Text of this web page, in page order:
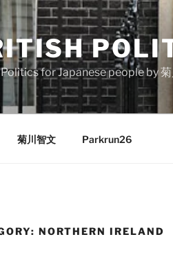
for Japanese people by
菊川智文 Parkrun26
NORTHERN IRELAND